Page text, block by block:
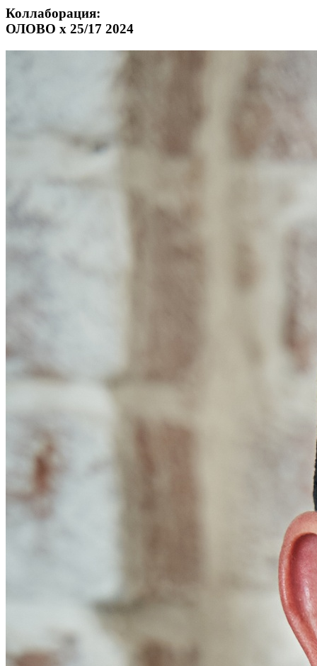
Коллаборация:
ОЛОВО х 25/17 2024